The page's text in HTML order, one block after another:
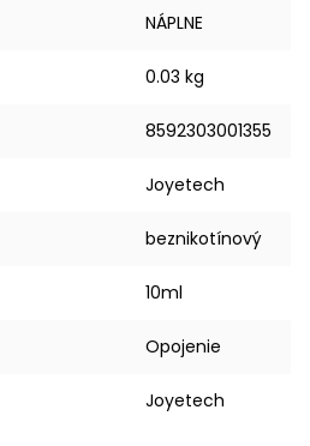
NÁPLNE
0.03 kg
8592303001355
Joyetech
beznikotínový
10ml
Opojenie
Joyetech